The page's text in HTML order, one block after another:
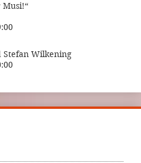
Stefan Wilkening